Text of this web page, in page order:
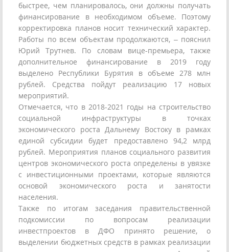
быстрее, чем планировалось, они должны получать
финансирование в необходимом объеме. Поэтому
корректировка планов носит технический характер.
Работы по всем объектам продолжаются, – пояснил
Юрий Трутнев. По словам вице-премьера, также
дополнительное финансирование в 2019 году
выделено Республики Бурятия в объеме 278 млн
рублей. Средства пойдут реализацию 17 новых
мероприятий.
Отмечается, что в 2018-2021 годы на строительство
социальной инфраструктуры в точках
экономического роста Дальнему Востоку в рамках
единой субсидии будет предоставлено 94,2 млрд
рублей. Мероприятия планов социального развития
центров экономического роста определены в увязке
с инвестиционными проектами, которые являются
основой экономического роста и занятости
населения.
Также по итогам заседания правительственной
подкомиссии по вопросам реализации
инвестпроектов в ДФО принято решение, о
выделении бюджетных средств в рамках реализации